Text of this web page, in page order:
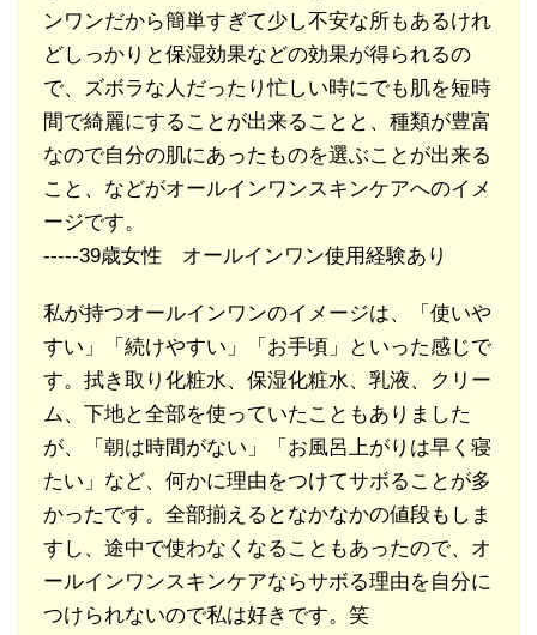
ンワンだから簡単すぎて少し不安な所もあるけれ
どしっかりと保湿効果などの効果が得られるの
で、ズボラな人だったり忙しい時にでも肌を短時
間で綺麗にすることが出来ることと、種類が豊富
なので自分の肌にあったものを選ぶことが出来る
こと、などがオールインワンスキンケアへのイメ
ージです。
-----39歳女性 オールインワン使用経験あり
私が持つオールインワンのイメージは、「使いや
すい」「続けやすい」「お手頃」といった感じで
す。拭き取り化粧水、保湿化粧水、乳液、クリー
ム、下地と全部を使っていたこともありました
が、「朝は時間がない」「お風呂上がりは早く寝
たい」など、何かに理由をつけてサボることが多
かったです。全部揃えるとなかなかの値段もしま
すし、途中で使わなくなることもあったので、オ
ールインワンスキンケアならサボる理由を自分に
つけられないので私は好きです。笑